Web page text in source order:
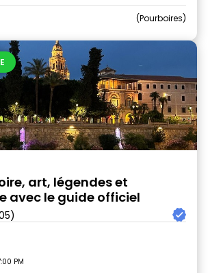
Pourboires
art, légendes et
avec le guide officiel
PM